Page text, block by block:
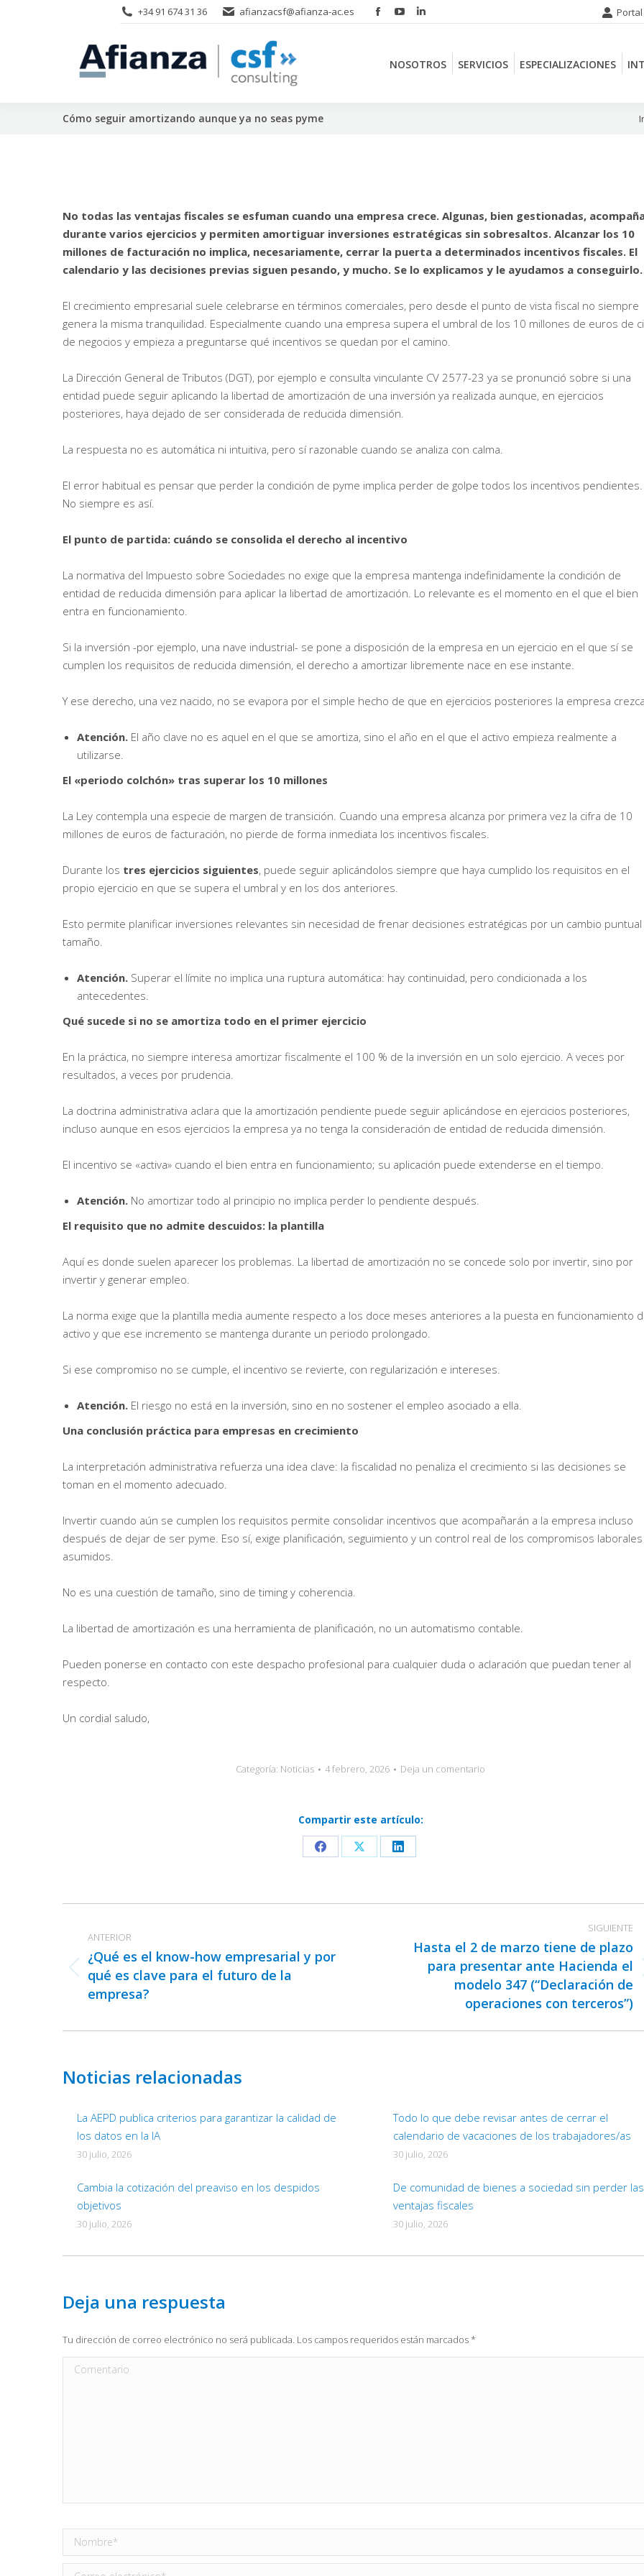
+34 91 674 31 36 afianzacsf@afianza-ac.es
Facebook
opens
YouTube
opens
Linkedin
opens
NOSOTROS SERVICIOS ESPECIALIZACIONES
Cómo seguir amortizando aunque ya no seas pyme
No todas las ventajas fiscales se esfuman cuando una empresa crece. Algunas, bien gestionadas,
durante varios ejercicios y permiten amortiguar inversiones estratégicas sin sobresaltos. Alcanzar los 10
millones de facturación no implica, necesariamente, cerrar la puerta a determinados incentivos fiscales. El
calendario y las decisiones previas siguen pesando, y mucho. Se lo explicamos y le ayudamos a
El crecimiento empresarial suele celebrarse en términos comerciales, pero desde el punto de vista fiscal no siempre
genera la misma tranquilidad. Especialmente cuando una empresa supera el umbral de los 10 millones de euros de
de negocios y empieza a preguntarse qué incentivos se quedan por el camino.
La Dirección General de Tributos (DGT), por ejemplo e consulta vinculante CV 2577-23 ya se pronunció sobre si una
entidad puede seguir aplicando la libertad de amortización de una inversión ya realizada aunque, en ejercicios
posteriores, haya dejado de ser considerada de reducida dimensión.
La respuesta no es automática ni intuitiva, pero sí razonable cuando se analiza con calma.
El error habitual es pensar que perder la condición de pyme implica perder de golpe todos los incentivos pendientes.
No siempre es así.
El punto de partida: cuándo se consolida el derecho al incentivo
La normativa del Impuesto sobre Sociedades no exige que la empresa mantenga indefinidamente la condición de
entidad de reducida dimensión para aplicar la libertad de amortización. Lo relevante es el momento en el que el bien
entra en funcionamiento.
Si la inversión -por ejemplo, una nave industrial- se pone a disposición de la empresa en un ejercicio en el que sí se
cumplen los requisitos de reducida dimensión, el derecho a amortizar libremente nace en ese instante.
Y ese derecho, una vez nacido, no se evapora por el simple hecho de que en ejercicios posteriores la empresa
Atención. El año clave no es aquel en el que se amortiza, sino el año en el que el activo empieza realmente a
utilizarse.
El «periodo colchón» tras superar los 10 millones
La Ley contempla una especie de margen de transición. Cuando una empresa alcanza por primera vez la cifra de 10
millones de euros de facturación, no pierde de forma inmediata los incentivos fiscales.
Durante los tres ejercicios siguientes, puede seguir aplicándolos siempre que haya cumplido los requisitos en el
propio ejercicio en que se supera el umbral y en los dos anteriores.
Esto permite planificar inversiones relevantes sin necesidad de frenar decisiones estratégicas por un cambio
tamaño.
Atención. Superar el límite no implica una ruptura automática: hay continuidad, pero condicionada a los
antecedentes.
Qué sucede si no se amortiza todo en el primer ejercicio
En la práctica, no siempre interesa amortizar fiscalmente el 100 % de la inversión en un solo ejercicio. A veces por
resultados, a veces por prudencia.
La doctrina administrativa aclara que la amortización pendiente puede seguir aplicándose en ejercicios posteriores,
incluso aunque en esos ejercicios la empresa ya no tenga la consideración de entidad de reducida dimensión.
El incentivo se «activa» cuando el bien entra en funcionamiento; su aplicación puede extenderse en el tiempo.
Atención. No amortizar todo al principio no implica perder lo pendiente después.
El requisito que no admite descuidos: la plantilla
Aquí es donde suelen aparecer los problemas. La libertad de amortización no se concede solo por invertir, sino por
invertir y generar empleo.
La norma exige que la plantilla media aumente respecto a los doce meses anteriores a la puesta en funcionamiento
activo y que ese incremento se mantenga durante un periodo prolongado.
Si ese compromiso no se cumple, el incentivo se revierte, con regularización e intereses.
Atención. El riesgo no está en la inversión, sino en no sostener el empleo asociado a ella.
Una conclusión práctica para empresas en crecimiento
La interpretación administrativa refuerza una idea clave: la fiscalidad no penaliza el crecimiento si las decisiones se
toman en el momento adecuado.
Invertir cuando aún se cumplen los requisitos permite consolidar incentivos que acompañarán a la empresa incluso
después de dejar de ser pyme. Eso sí, exige planificación, seguimiento y un control real de los compromisos laborales
asumidos.
No es una cuestión de tamaño, sino de timing y coherencia.
La libertad de amortización es una herramienta de planificación, no un automatismo contable.
Pueden ponerse en contacto con este despacho profesional para cualquier duda o aclaración que puedan tener al
respecto.
Un cordial saludo,
Categoría: Noticias 4 febrero, 2026 Deja un comentario
Compartir este artículo:
Share
Facebook
Share
X
Share
LinkedIn
entre
publicaciones
ANTERIOR
Publicación
anterior:
¿Qué es el know-how empresarial y por
qué es clave para el futuro de la
empresa?
SIGUIENTE
Publicación
Hasta el 2 de marzo tiene de plazo
para presentar ante Hacienda el
modelo 347 (“Declaración de
operaciones con terceros”)
Noticias relacionadas
La AEPD publica criterios para garantizar la calidad de
los datos en la IA
30 julio, 2026
Todo lo que debe revisar antes de cerrar el
calendario de vacaciones de los trabajadores/as
30 julio, 2026
Cambia la cotización del preaviso en los despidos
objetivos
30 julio, 2026
De comunidad de bienes a sociedad sin perder las
ventajas fiscales
30 julio, 2026
Deja una respuesta
Tu dirección de correo electrónico no será publicada. Los campos requeridos están marcados*
Comentario
Nombre *
Correo electrónico *